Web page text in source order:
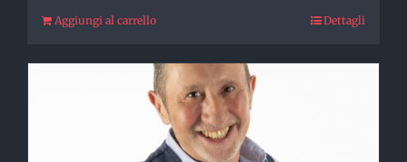
Aggiungi al carrello Dettagli